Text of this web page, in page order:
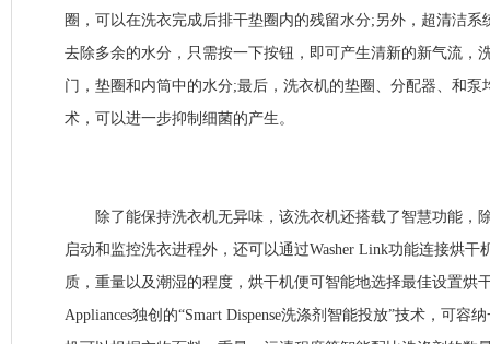
圈，可以在洗衣完成后排干垫圈内的残留水分;另外，超清洁系
去除多余的水分，只需按一下按钮，即可产生清新的新气流，
门，垫圈和内筒中的水分;最后，洗衣机的垫圈、分配器、和泵
术，可以进一步抑制细菌的产生。
除了能保持洗衣机无异味，该洗衣机还搭载了智慧功能，
启动和监控洗衣进程外，还可以通过Washer Link功能连接烘干
质，重量以及潮湿的程度，烘干机便可智能地选择最佳设置烘
Appliances独创的“Smart Dispense洗涤剂智能投放”技术，可容